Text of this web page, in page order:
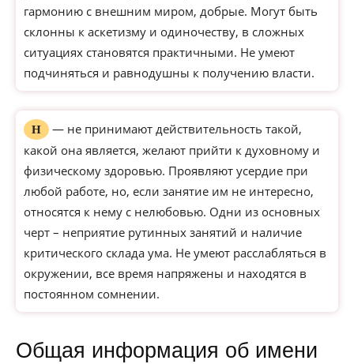
гармонию с внешним миром, добрые. Могут быть
склонны к аскетизму и одиночеству, в сложных
ситуациях становятся практичными. Не умеют
подчиняться и равнодушны к получению власти.
Н
— не принимают действительность такой,
какой она является, желают прийти к духовному и
физическому здоровью. Проявляют усердие при
любой работе, но, если занятие им не интересно,
относятся к нему с нелюбовью. Одни из основных
черт – неприятие рутинных занятий и наличие
критического склада ума. Не умеют расслабляться в
окружении, все время напряжены и находятся в
постоянном сомнении.
Общая информация об имени